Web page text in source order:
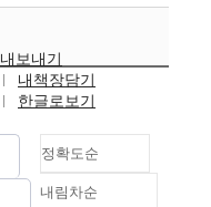
내보내기
내책장담기
한글로보기
정확도순
정확도
내림차순